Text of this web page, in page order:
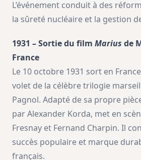
L’événement conduit à des
la sûreté nucléaire et la gestion
1931 – Sortie du film Marius de
France
Le 10 octobre 1931 sort en France
volet de la célèbre trilogie
Pagnol. Adapté de sa propre
par Alexander Korda, met en
Fresnay et Fernand Charpin. Il
succès populaire et marque
français.